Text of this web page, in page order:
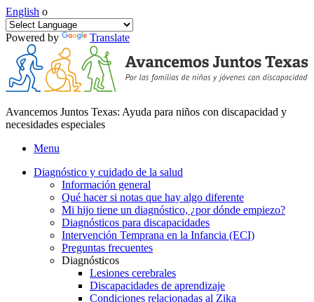
English o
Powered by Translate
Avancemos Juntos Texas: Ayuda para niños con discapacidad y
necesidades especiales
Menu
Diagnóstico y cuidado de la salud
Información general
Qué hacer si notas que hay algo diferente
Mi hijo tiene un diagnóstico, ¿por dónde empiezo?
Diagnósticos para discapacidades
Intervención Temprana en la Infancia (ECI)
Preguntas frecuentes
Diagnósticos
Lesiones cerebrales
Discapacidades de aprendizaje
Condiciones relacionadas al Zika